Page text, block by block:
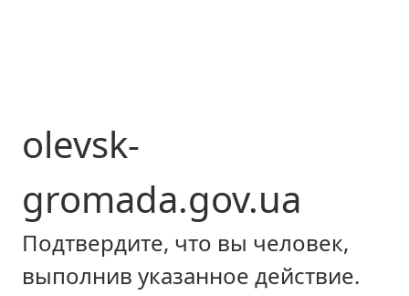
olevsk-
gromada.gov.ua
Подтвердите, что вы человек,
выполнив указанное действие.